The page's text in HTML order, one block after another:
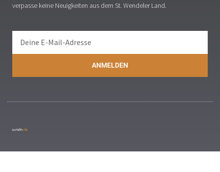
verpasse keine Neuigkeiten aus dem St. Wendeler Land.
ANMELDEN